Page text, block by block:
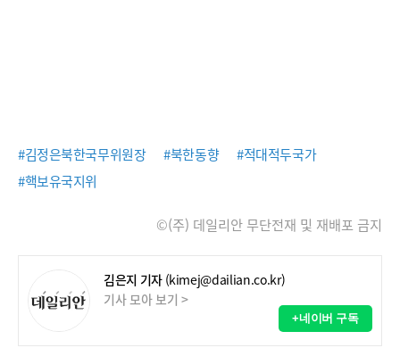
#김정은북한국무위원장 #북한동향
#적대적두국가
#핵보유국지위
©(주) 데일리안 무단전재 및 재배포 금지
김은지 기자 (kimej@dailian.co.kr)
기사 모아 보기 >
+네이버 구독